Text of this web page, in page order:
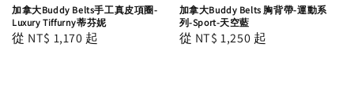
加拿大Buddy Belts手工真皮項圈-
Luxury Tiffurny蒂芬妮
Regular
從 NT$ 1,170 起
加拿大Buddy Belts 胸背帶-運動系
列-Sport-天空藍
Regular
從 NT$ 1,250 起